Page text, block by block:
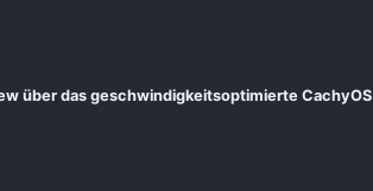
über das geschwindigkeitsoptimierte CachyOS